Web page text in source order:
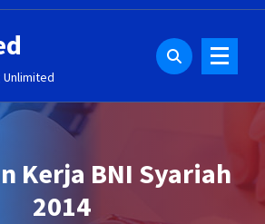
Unlimited
Kerja BNI Syariah
2014